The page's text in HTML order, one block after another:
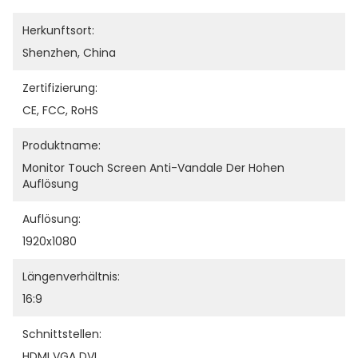
Herkunftsort:
Shenzhen, China
Zertifizierung:
CE, FCC, RoHS
Produktname:
Monitor Touch Screen Anti-Vandale Der Hohen
Auflösung
Auflösung:
1920x1080
Längenverhältnis:
16:9
Schnittstellen: